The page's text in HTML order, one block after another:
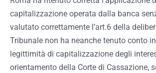
capitalizzazione operata dalla banca
valutato correttamente l’art.6 della
Tribunale non ha neanche tenuto conto
legittimità di capitalizzazione degli
orientamento della Corte di Cassazione,